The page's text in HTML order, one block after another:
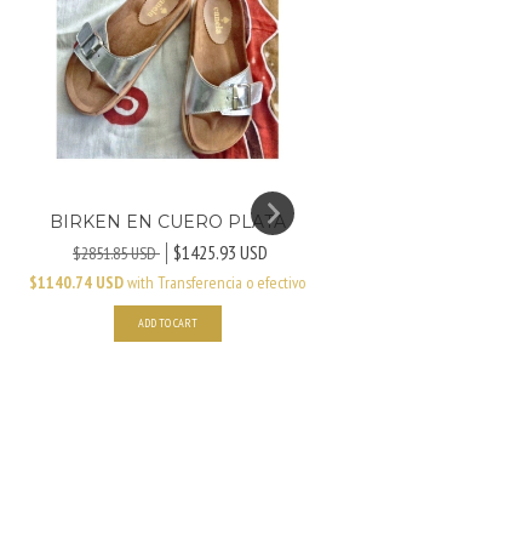
BIRKEN EN CUERO PLATA
$2851.85 USD
$1425.93 USD
$1140.74 USDwith Transferencia o efectivo
ADD TO CART